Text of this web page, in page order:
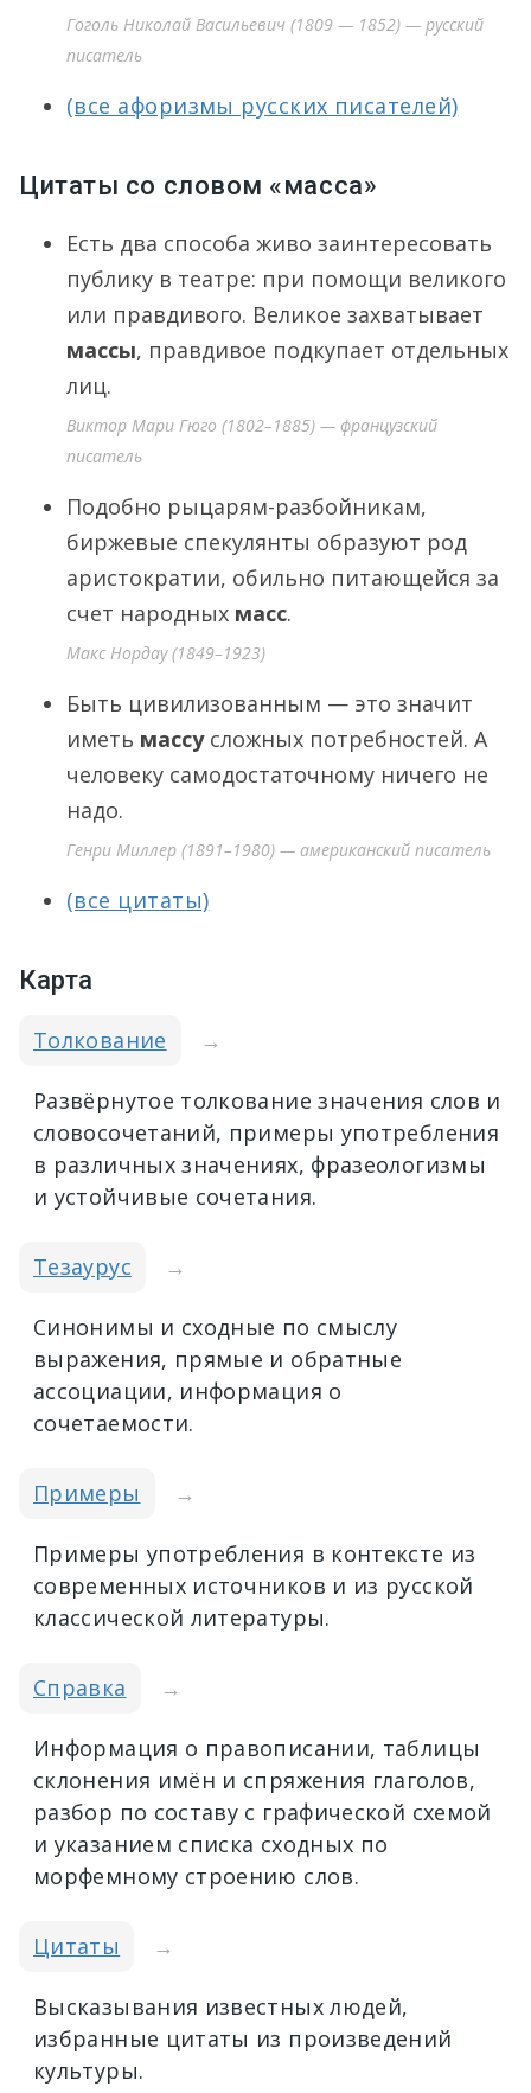
Гоголь Николай Васильевич (1809 — 1852) — русский
писатель
(все афоризмы русских писателей)
Цитаты со словом «масса»
Есть два способа живо заинтересовать
публику в театре: при помощи великого
или правдивого. Великое захватывает
массы, правдивое подкупает отдельных
лиц.
Виктор Мари Гюго (1802–1885) — французский
писатель
Подобно рыцарям-разбойникам,
биржевые спекулянты образуют род
аристократии, обильно питающейся за
счет народных масс.
Макс Нордау (1849–1923)
Быть цивилизованным — это значит
иметь массусложных потребностей. А
человеку самодостаточному ничего не
надо.
Генри Миллер (1891–1980) — американский писатель
(все цитаты)
Карта
Толкование →
Развёрнутое толкование значения слов и
словосочетаний, примеры употребления
в различных значениях, фразеологизмы
и устойчивые сочетания.
Тезаурус →
Синонимы и сходные по смыслу
выражения, прямые и обратные
ассоциации, информация о
сочетаемости.
Примеры →
Примеры употребления в контексте из
современных источников и из русской
классической литературы.
Справка →
Информация о правописании, таблицы
склонения имён и спряжения глаголов,
разбор по составу с графической схемой
и указанием списка сходных по
морфемному строению слов.
Цитаты →
Высказывания известных людей,
избранные цитаты из произведений
культуры.